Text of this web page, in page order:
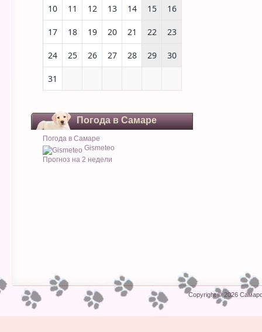
10 11 12 13 14 15 16
17 18 19 20 21 22 23
24 25 26 27 28 29 30
31
Погода в Самаре
Погода в Самаре
Gismeteo
Прогноз на 2 недели
Copyright © 2026